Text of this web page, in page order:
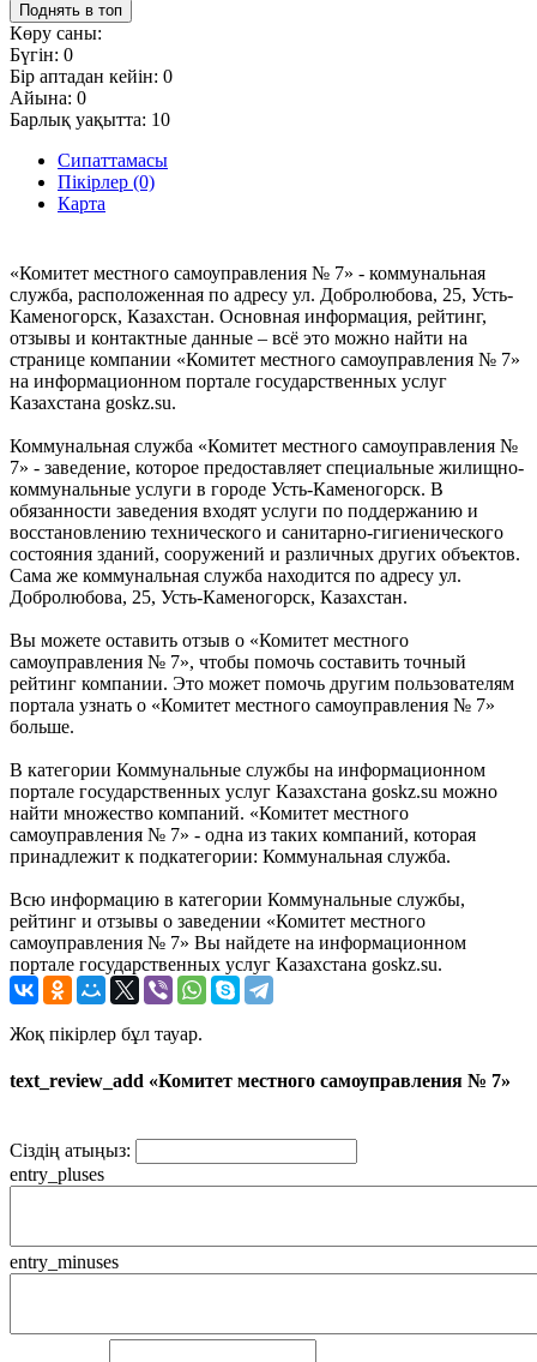
Поднять в топ
Көру саны:
Бүгін: 0
Бір аптадан кейін: 0
Айына: 0
Барлық уақытта: 10
Сипаттамасы
Пікірлер (0)
Карта
«Комитет местного самоуправления № 7» - коммунальная
служба, расположенная по адресу ул. Добролюбова, 25, Усть-
Каменогорск, Казахстан. Основная информация, рейтинг,
отзывы и контактные данные – всё это можно найти на
странице компании «Комитет местного самоуправления № 7»
на информационном портале государственных услуг
Казахстана goskz.su.
Коммунальная служба «Комитет местного самоуправления №
7» - заведение, которое предоставляет специальные жилищно-
коммунальные услуги в городе Усть-Каменогорск. В
обязанности заведения входят услуги по поддержанию и
восстановлению технического и санитарно-гигиенического
состояния зданий, сооружений и различных других объектов.
Сама же коммунальная служба находится по адресу ул.
Добролюбова, 25, Усть-Каменогорск, Казахстан.
Вы можете оставить отзыв о «Комитет местного
самоуправления № 7», чтобы помочь составить точный
рейтинг компании. Это может помочь другим пользователям
портала узнать о «Комитет местного самоуправления № 7»
больше.
В категории Коммунальные службы на информационном
портале государственных услуг Казахстана goskz.su можно
найти множество компаний. «Комитет местного
самоуправления № 7» - одна из таких компаний, которая
принадлежит к подкатегории: Коммунальная служба.
Всю информацию в категории Коммунальные службы,
рейтинг и отзывы о заведении «Комитет местного
самоуправления № 7» Вы найдете на информационном
портале государственных услуг Казахстана goskz.su.
Жоқ пікірлер бұл тауар.
text_review_add «Комитет местного самоуправления № 7»
Сіздің атыңыз:
entry_pluses
entry_minuses